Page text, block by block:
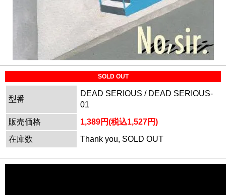
SOLD OUT
型番
DEAD SERIOUS / DEAD SERIOUS-
01
販売価格
1,389円(税込1,527円)
在庫数
Thank you, SOLD OUT